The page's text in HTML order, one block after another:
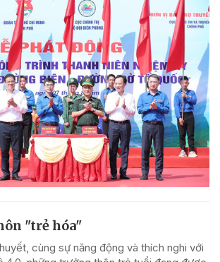
"trẻ hóa"
cùng sự năng động và thích nghi với